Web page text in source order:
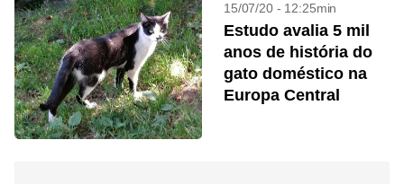
15/07/20 - 12:25min
Estudo avalia 5 mil
anos de história do
gato doméstico na
Europa Central